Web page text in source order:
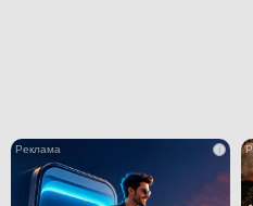
i